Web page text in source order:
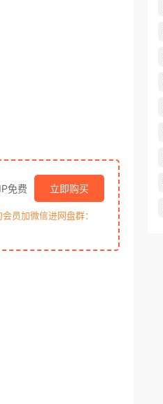
免费 立即购买
员加微信进网盘群：